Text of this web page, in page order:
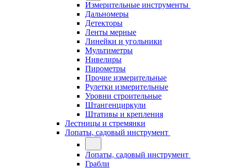
Измерительные инструменты
Дальномеры
Детекторы
Ленты мерные
Линейки и угольники
Мультиметры
Нивелиры
Пирометры
Прочие измерительные
Рулетки измерительные
Уровни строительные
Штангенциркули
Штативы и крепления
Лестницы и стремянки
Лопаты, садовый инструмент
Лопаты, садовый инструмент
Грабли